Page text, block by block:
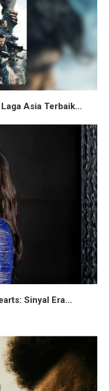
Asia Terbaik...
Sinyal Era...